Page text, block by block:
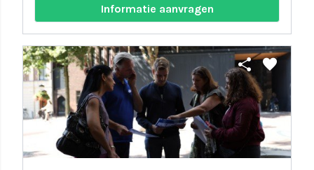
Informatie aanvragen
share favorite